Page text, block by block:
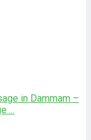
in Dammam –
...